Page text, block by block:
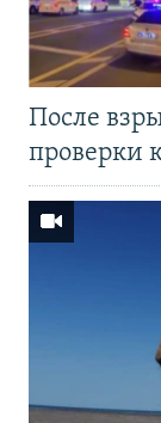
После
проверки